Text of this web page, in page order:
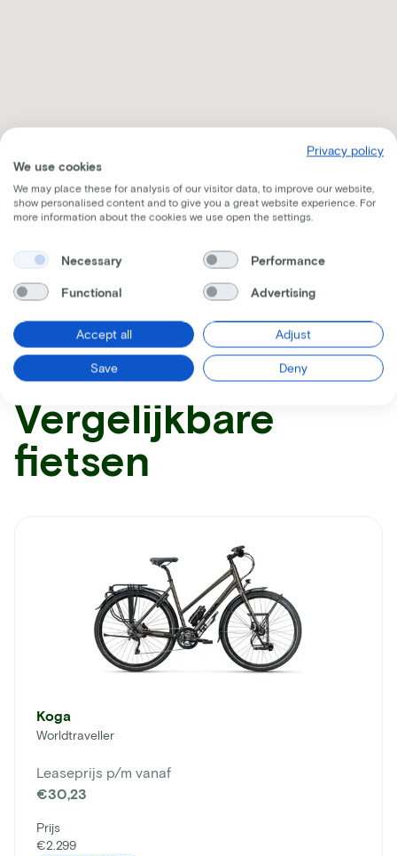
Ontvang alle nodige informatie per mail
Vergelijkbare
fietsen
Koga
Worldtraveller
Leaseprijs p/m vanaf
€30,23
Prijs
€2.299
Privacy policy
We use cookies
We may place these for analysis of our visitor data, to improve our website,
show personalised content and to give you a great website experience. For
more information about the cookies we use open the settings.
Necessary Performance
Functional Advertising
Accept all Adjust
Save Deny